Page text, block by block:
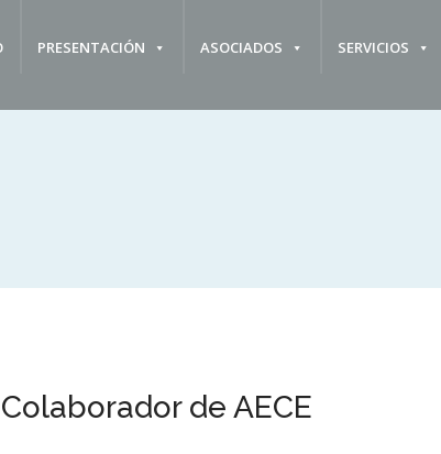
PRESENTACIÓN ASOCIADOS SERVICIOS
de AECE